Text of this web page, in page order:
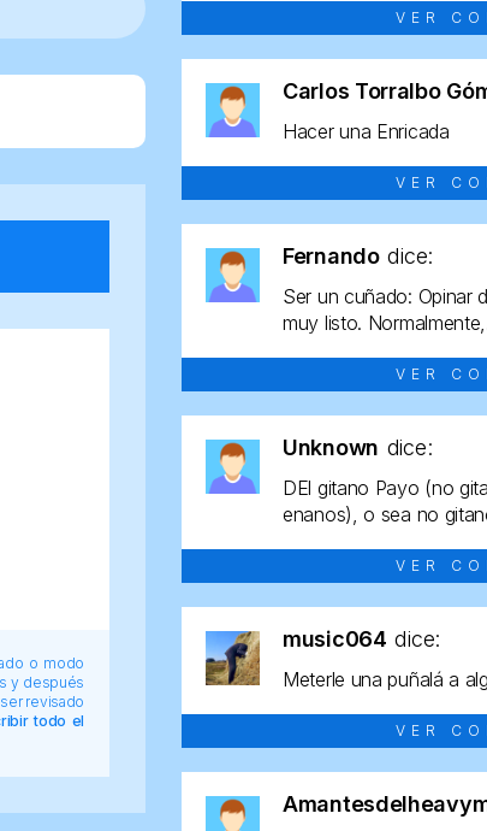
o modo
y después
revisado
todo el
VER
Carlos Torralbo
Hacer una Enricada
VER
Fernando dice:
Ser un cuñado: Opinar
muy listo.
VER
Unknown dice:
DEl gitano Payo (no
enanos), o sea no
VER
music064 dice:
Meterle una puñalá a
VER